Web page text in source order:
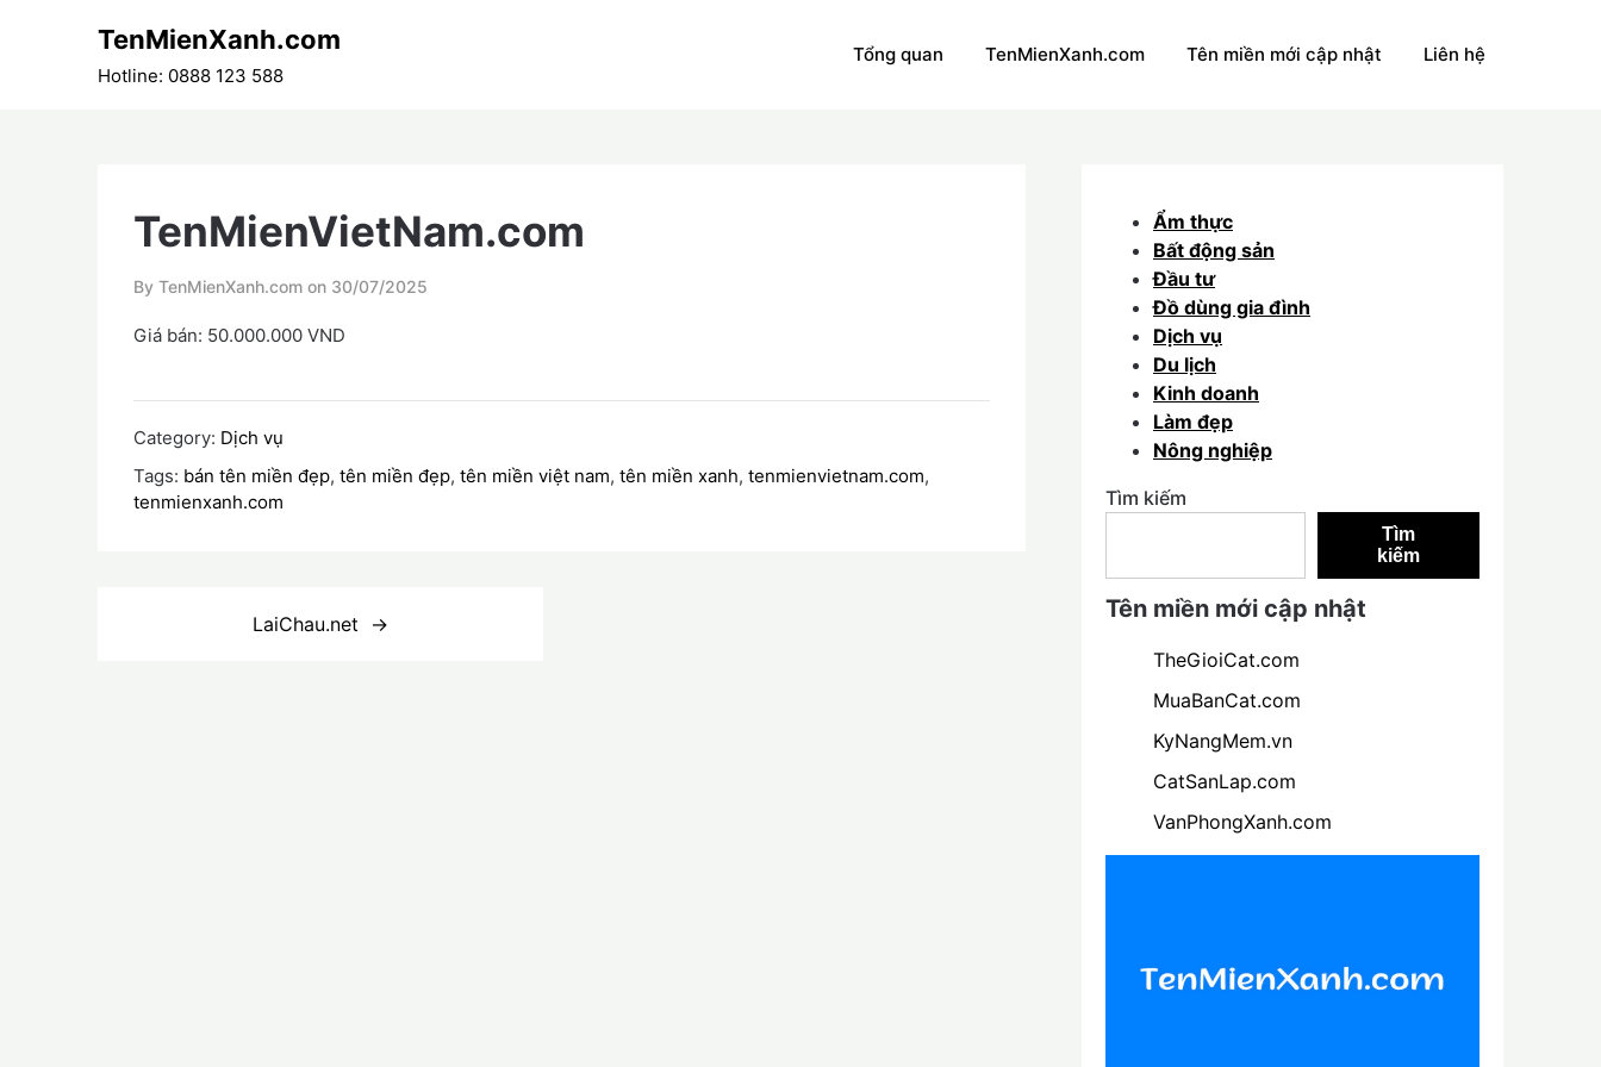
TenMienXanh.com
Hotline: 0888 123 588
Tổng quan TenMienXanh.com Tên miền mới cập nhật Liên hệ
TenMienVietNam.com
By TenMienXanh.com on 30/07/2025
Giá bán: 50.000.000 VND
Category: Dịch vụ
Tags: bán tên miền đẹp, tên miền đẹp, tên miền việt nam, tên miền xanh, tenmienvietnam.com,
tenmienxanh.com
LaiChau.net
Ẩm thực
Bất động sản
Đầu tư
Đồ dùng gia đình
Dịch vụ
Du lịch
Kinh doanh
Làm đẹp
Nông nghiệp
Tìm kiếm
Tìm
kiếm
Tên miền mới cập nhật
TheGioiCat.com
MuaBanCat.com
KyNangMem.vn
CatSanLap.com
VanPhongXanh.com